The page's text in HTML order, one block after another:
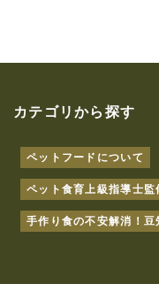
カテゴリから探す
ペットフードについて
ペット食育上級指導士
手作り食の不安解消！豆